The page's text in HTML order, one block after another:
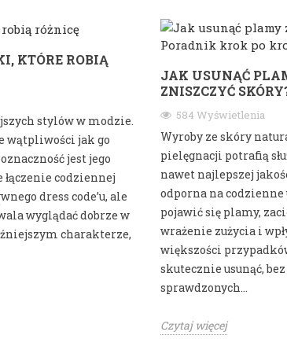
KTÓRE ROBIĄ
stylów w modzie.
wątpliwości jak go
jest jego
codziennej
dress code’u, ale
wyglądać dobrze w
charakterze,
JAK USUNĄĆ
ZNISZCZYĆ
584 Wyświetlenia
Wyroby ze skóry
pielęgnacji potrafią
nawet najlepszej
odporna na
pojawić się plamy,
wrażenie zużycia i
większości
skutecznie usunąć,
sprawdzonych...
Czytaj więcej